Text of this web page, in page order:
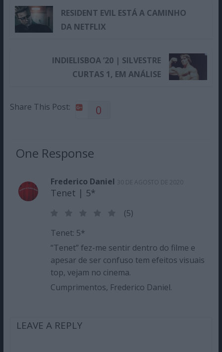
RESIDENT EVIL ESTÁ A CAMINHO
DA NETFLIX
INDIELISBOA ’20 | SILVESTRE
CURTAS 1, EM ANÁLISE
Share This Post: 0
One Response
Frederico Daniel 30 DE AGOSTO DE 2020
Tenet | 5*
(5)
Tenet: 5*
“Tenet” fez-me sentir dentro do filme e
apesar de ser confuso tem efeitos visuais
top, vejam no cinema.
Cumprimentos, Frederico Daniel.
LEAVE A REPLY